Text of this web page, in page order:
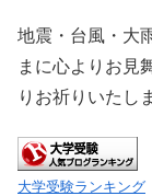
地震・台風・大
まに心よりお見
りお祈りいたし
大学受験ランキング